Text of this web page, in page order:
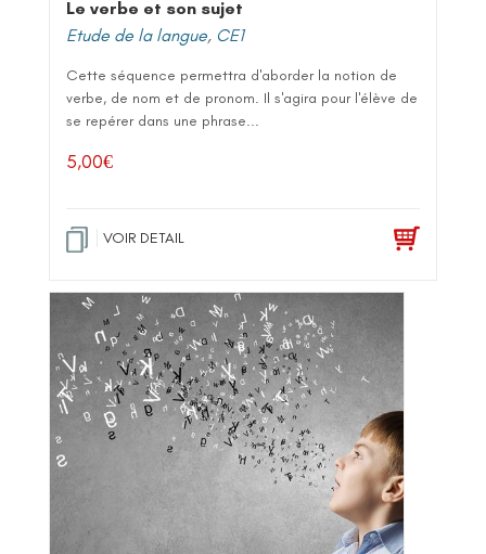
Le verbe et son sujet
Etude de la langue, CE1
Cette séquence permettra d'aborder la notion de
verbe, de nom et de pronom. Il s'agira pour l'élève de
se repérer dans une phrase...
5,00€
VOIR DETAIL